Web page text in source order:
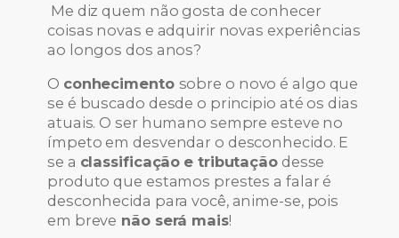
Me diz quem não gosta de conhecer
coisas novas e adquirir novas experiências
ao longos dos anos?
O conhecimento sobre o novo é algo que
se é buscado desde o principio até os dias
atuais. O ser humano sempre esteve no
ímpeto em desvendar o desconhecido. E
se a classificação e tributaçãodesse
produto que estamos prestes a falar é
desconhecida para você, anime-se, pois
em breve não será mais!